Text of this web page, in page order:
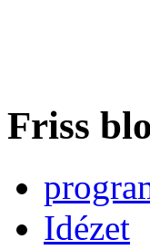
Friss
Idézet